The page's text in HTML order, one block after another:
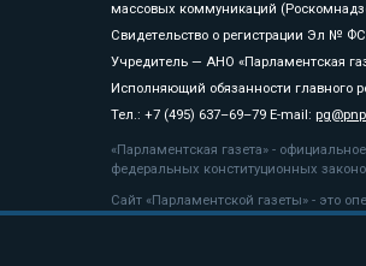
массовых коммуникаций
Свидетельство о регистрации Эл №
Учредитель — АНО «Парламентская
Исполняющий обязанности главного
Тел.: +7 (495) 637–69–79 E-mail:
«Парламентская газета» -
федеральных конституционных
Сайт «Парламентской газеты» - это
«Парламентской газеты» активная